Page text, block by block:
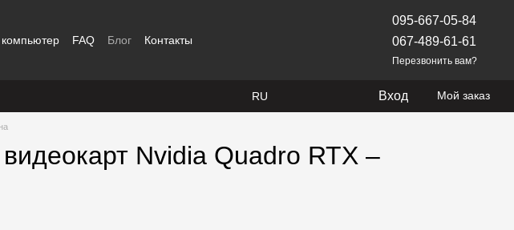
FAQ Блог Контакты
095-667-05-84
067-489-61-61
Перезвонить вам?
RU Вход Мой заказ
Nvidia Quadro RTX –